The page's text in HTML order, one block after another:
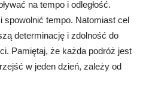
na tempo i odległość.
spowolnić tempo. Natomiast cel
determinację i zdolność do
Pamiętaj, że każda podróż jest
w jeden dzień, zależy od